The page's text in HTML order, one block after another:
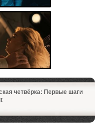
четвёрка: Первые шаги